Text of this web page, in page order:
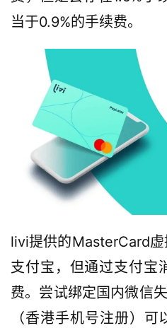
当于0.9%的手续费。
livi提供的MasterCard
支付宝，但通过支付宝
费。尝试绑定国内微信
（香港手机号注册）